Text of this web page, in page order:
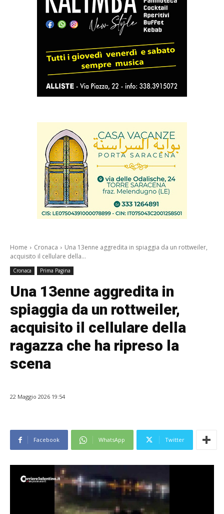
Home Cronaca
Una 13enne aggredita in spiaggia da un rottweiler,
acquisito il cellulare della...
Cronaca Prima Pagina
Una 13enne aggredita in
spiaggia da un rottweiler,
acquisito il cellulare della
ragazza che ha ripreso la
scena
22 Maggio 2026 19:54
Facebook WhatsApp Twitter